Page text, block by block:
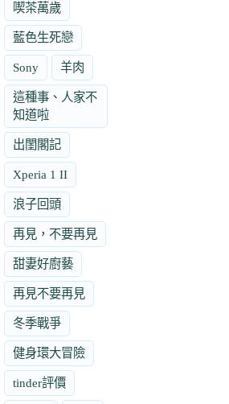
喫茶萬歲
藍色生死戀
Sony 羊肉
這種事、人家不
知道啦
出閨閣記
Xperia 1 II
浪子回頭
再見，不要再見
甜妻好廚藝
再見不要再見
冬季戰爭
健身環大冒險
tinder評價